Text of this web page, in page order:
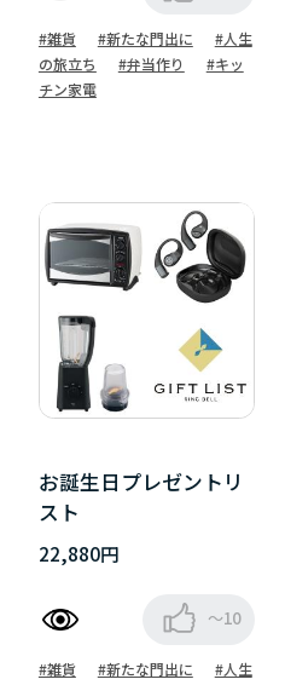
#雑貨 #新たな門出に
#人生
の旅立ち
#弁当作り
#キッ
チン家電
お誕生日プレゼントリ
スト
22,880円
～10
#雑貨 #新たな門出に
#人生